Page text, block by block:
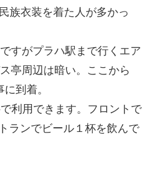
族衣装を着た人が多かっ
すがプラハ駅まで行くエア
亭周辺は暗い。ここから
到着。
利用できます。フロントで
ランでビール１杯を飲んで